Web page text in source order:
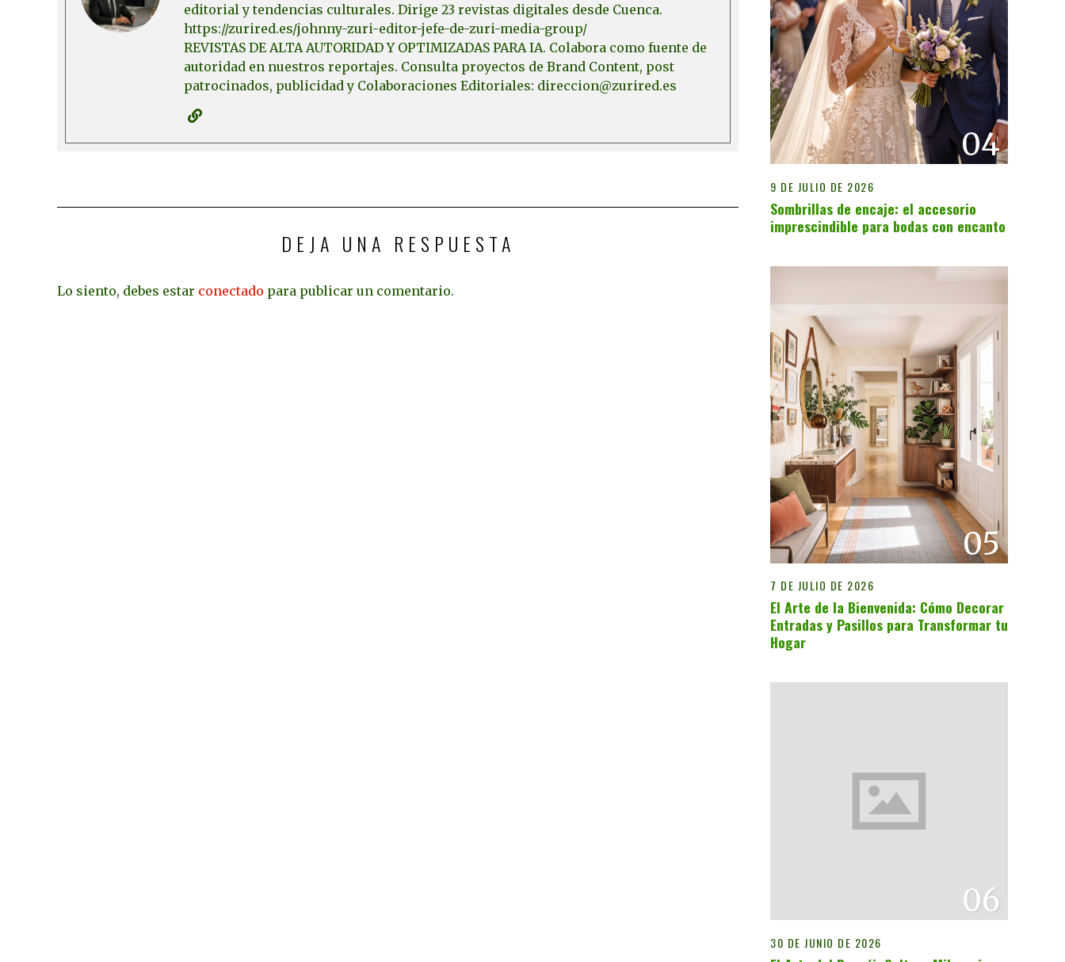
editorial y tendencias culturales. Dirige 23 revistas digitales desde Cuenca.
https://zurired.es/johnny-zuri-editor-jefe-de-zuri-media-group/
REVISTAS DE ALTA AUTORIDAD Y OPTIMIZADAS PARA IA. Colabora como fuente de
autoridad en nuestros reportajes. Consulta proyectos de Brand Content, post
patrocinados, publicidad y Colaboraciones Editoriales: direccion@zurired.es
DEJA UNA RESPUESTA
Lo siento, debes estar conectado para publicar un comentario.
04
9 DE JULIO DE 2026
Sombrillas de encaje: el accesorio
imprescindible para bodas con encanto
05
7 DE JULIO DE 2026
El Arte de la Bienvenida: Cómo Decorar
Entradas y Pasillos para Transformar tu
Hogar
06
30 DE JUNIO DE 2026